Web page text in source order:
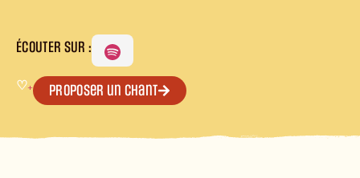
ÉCOUTER SUR :
♡+ Proposer un chant